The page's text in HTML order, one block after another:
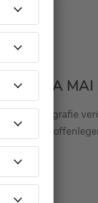
MAI
hat ihre Biografie
Geschichte